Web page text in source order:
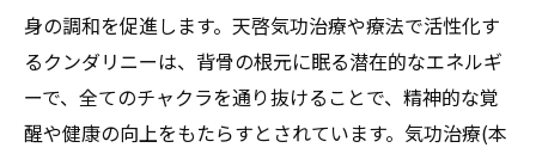
気功治療(本物の気功師にも優る天啓気療)に
よる天啓気功治療や療法で活性化するチャ
クラのエネルギー活性化
身の調和を促進します。天啓気功治療や療法で活性化す
るクンダリニーは、背骨の根元に眠る潜在的なエネルギ
ーで、全てのチャクラを通り抜けることで、精神的な覚
醒や健康の向上をもたらすとされています。気功治療(本